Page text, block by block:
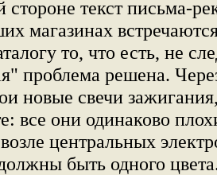
стороне текст письма-
магазинах
то, что есть, не
проблема решена.
новые свечи
все они одинаково
центральных
быть одного